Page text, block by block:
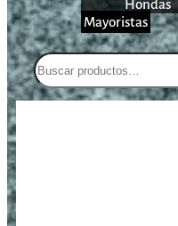
Hondas
Mayoristas